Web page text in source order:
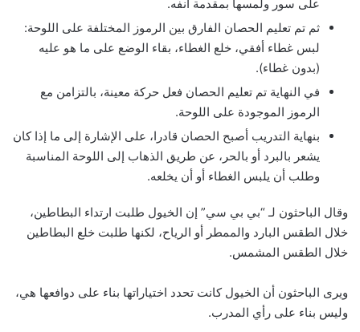
على سور ولمسها بمقدمة أنفه.
ثم تم تعليم الحصان الفارق بين الرموز المختلفة على اللوحة:
لبس غطاء أفقي، خلع الغطاء، بقاء الوضع على ما هو عليه
(بدون غطاء).
في النهاية تم تعليم الحصان فعل حركة معينة، بالتزامن مع
الرموز الموجودة على اللوحة.
بنهاية التدريب أصبح الحصان قادرا، على الإشارة إلى ما إذا كان
يشعر بالبرد أو بالحر، عن طريق الذهاب إلى اللوحة المناسبة
وطلب أن يلبس الغطاء أو أن يخلعه.
وقال الباحثون لـ “بي بي سي” إن الخيول طلبت ارتداء البطاطين،
خلال الطقس البارد والممطر أو الرياح، لكنها طلبت خلع البطاطين
خلال الطقس المشمس.
ويرى الباحثون أن الخيول كانت تحدد اختياراتها بناء على دوافعها هي،
وليس بناء على رأي المدرب.